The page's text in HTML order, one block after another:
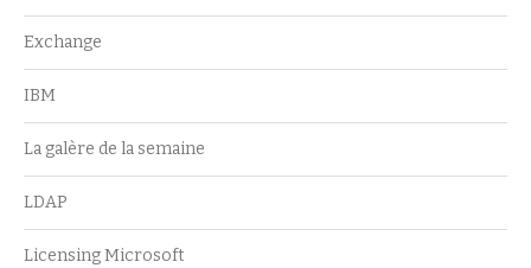
Exchange
IBM
La galère de la semaine
LDAP
Licensing Microsoft